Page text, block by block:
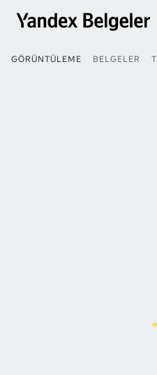
GÖRÜNTÜLEME BELGELER